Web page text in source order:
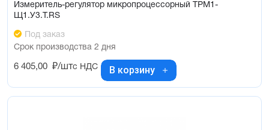
Измеритель-регулятор микропроцессорный ТРМ1-
Щ1.У3.Т.RS
Под заказ
Срок производства 2 дня
6 405,00 ₽/штс НДС В корзину